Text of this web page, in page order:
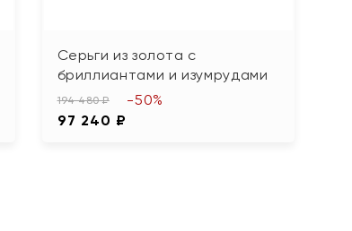
Серьги из золота с
бриллиантами и изумрудами
194 480 ₽
97 240 ₽
-50%